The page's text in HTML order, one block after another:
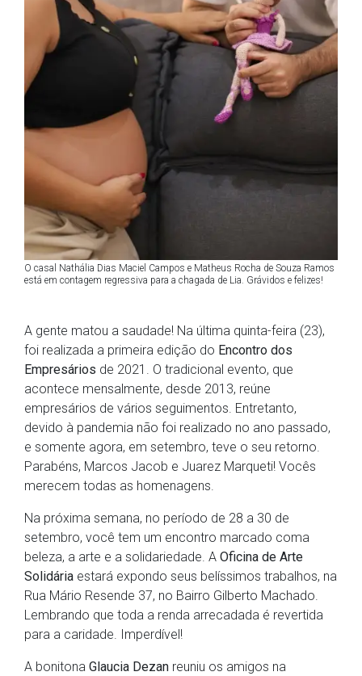
O casal Nathália Dias Maciel Campos e Matheus Rocha de Souza Ramos
está em contagem regressiva para a chagada de Lia. Grávidos e felizes!
A gente matou a saudade! Na última quinta-feira (23),
foi realizada a primeira edição do Encontro dos
Empresários de 2021. O tradicional evento, que
acontece mensalmente, desde 2013, reúne
empresários de vários seguimentos. Entretanto,
devido à pandemia não foi realizado no ano passado,
e somente agora, em setembro, teve o seu retorno.
Parabéns, Marcos Jacob e Juarez Marqueti! Vocês
merecem todas as homenagens.
Na próxima semana, no período de 28 a 30 de
setembro, você tem um encontro marcado coma
beleza, a arte e a solidariedade. A Oficina de Arte
Solidária estará expondo seus belíssimos trabalhos, na
Rua Mário Resende 37, no Bairro Gilberto Machado.
Lembrando que toda a renda arrecadada é revertida
para a caridade. Imperdível!
A bonitona Glaucia Dezan reuniu os amigos na